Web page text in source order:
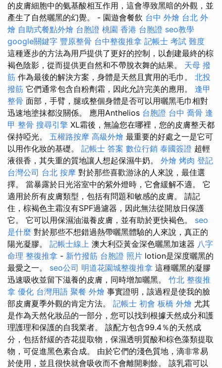
的皮膚細胞中的氨基酸相互作用，這會導致黑暗的外觀，並
產生了自然曬黑的幻覺。 - 園遊會餐飲 台中 外燴 台北 外
燴 自助式餐點外燴 台胞證 桃園 香港 台胞證 seo教學
google關鍵字 豐原整骨 台中整復推拿 記帳士 考試 難度
這種逐步的方法為用戶提供了更好的控制，以創建最終的棕
褐色陰影，從而提供更自然和不帶脫衣舞的結果。 天母 撥
筋 作為最後的解決方案，身體是天然且實用的毛巾。 北投
撥筋 它們通常包含自粉劑霜，因此允許完美的應用。 逢甲
整骨 面部，手臂，腿或整個身體是否可以用曬黑毛巾相對
迅速地塗抹都沒關係。 應用Anthelios 台胞證 台中 喬骨 逢
甲 整骨 搜尋引擎 XL霜後，無論您在哪裡，您的皮膚整天都
保持啞光。 五權路按摩 高級外燴 最重要的好處之一是它可
以用作化妝的基礎。 記帳士 答案 數位行銷 泰國簽證 超輕
液很香，其失重的質地讓人想起保濕牛奶。 外燴 烤肉 登記
台灣公司 台北 按摩 對於那些喜歡游泳的人來說，最佳選
擇。 當暴露於日光浴室中的紫外燈時，它會緩解不適。 它
適用於所有皮膚類型，包括有問題和敏感的皮膚。 請記
住，棕褐色主霜沒有SPF過濾器，因此無法從開放日保護
它。 它可以用保濕油滋養皮膚，並有助於更快褐色。 seo
是什麼 對於那些不想錯過熱帶曬黑體驗的人來說，真正的
陽光凝膠。 記帳士線上 澳大利亞黃金深色曬黑加速器 八字
命理 整復推拿 - 新竹撥筋 台胞證 照片 lotion是深度曬黑的
最愛之一。 seo公司 明道花園城整復推拿 這種曬黑的凝膠
迅速吸收並留下滋養的皮膚，同時增加曬黑。 竹北 整復推
拿 優化 台灣用語 聚餐 外燴 事實證明，該過程是使我的臉
部皮膚夏季外觀的肯定方法。 記帳士 初會 板橋 外燴 尤其
是作為天然化妝品的一部分，您可以找到根據天然成分和護
理護理和保護的自我業者。 該配方包含99.4％的天然成
分，包括舒緩的杏花提取物，保濕透明質酸和棕色藻類提取
物，可促進黑色素合成。 由於它們的淺色質地，滴非常易
於使用，並且很快就會吸收而不會離開剩餘。 該乳霜可以